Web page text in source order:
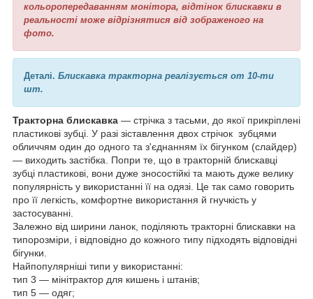
кольоропередаванням монітора, відтінок блискавки в
реальності може відрізнятися від зображеного на
фото.
Деталі. Блискавка тракторна реалізується от 10-ти
шт.
Тракторна блискавка — стрічка з тасьми, до якої прикріплені
пластикові зубці. У разі зіставлення двох стрічок зубцями
обличчям один до одного та з'єднанням їх бігунком (слайдер)
— виходить застібка. Попри те, що в тракторній блискавці
зубці пластикові, вони дуже зносостійкі та мають дуже велику
популярність у використанні її на одязі. Це так само говорить
про її легкість, комфортне використання й гнучкість у
застосуванні.
Залежно від ширини ланок, поділяють тракторні блискавки на
типорозміри, і відповідно до кожного типу підходять відповідні
бігунки.
Найпопулярніші типи у використанні:
тип 3 — мінітрактор для кишень і штанів;
тип 5 — одяг;